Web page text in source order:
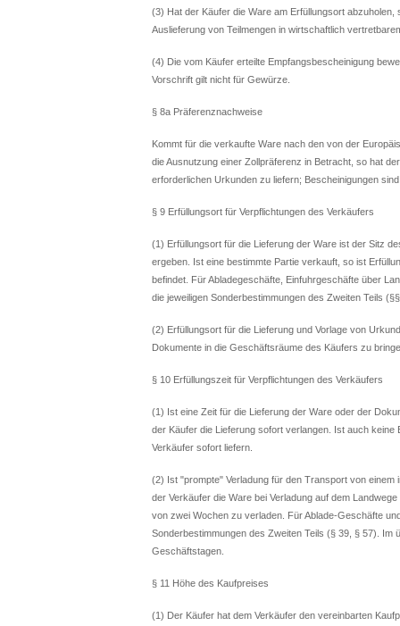
(3) Hat der Käufer die Ware am Erfüllungsort
Auslieferung von Teilmengen in wirtschaftlich
(4) Die vom Käufer erteilte Empfangsbescheinigung
Vorschrift gilt nicht für Gewürze.
§ 8a Präferenznachweise
Kommt für die verkaufte Ware nach den von der
die Ausnutzung einer Zollpräferenz in Betracht, so hat
erforderlichen Urkunden zu liefern; Bescheinigungen
§ 9 Erfüllungsort für Verpflichtungen des Verkäufers
(1) Erfüllungsort für die Lieferung der Ware ist der Sitz
ergeben. Ist eine bestimmte Partie verkauft, so ist
befindet. Für Abladegeschäfte, Einfuhrgeschäfte über
die jeweiligen Sonderbestimmungen des Zweiten Teils
(2) Erfüllungsort für die Lieferung und Vorlage von
Dokumente in die Geschäftsräume des Käufers zu
§ 10 Erfüllungszeit für Verpflichtungen des Verkäufers
(1) Ist eine Zeit für die Lieferung der Ware oder der
der Käufer die Lieferung sofort verlangen. Ist auch
Verkäufer sofort liefern.
(2) Ist "prompte" Verladung für den Transport von
der Verkäufer die Ware bei Verladung auf dem
von zwei Wochen zu verladen. Für Ablade-Geschäfte
Sonderbestimmungen des Zweiten Teils (§ 39, § 57).
Geschäftstagen.
§ 11 Höhe des Kaufpreises
(1) Der Käufer hat dem Verkäufer den vereinbarten